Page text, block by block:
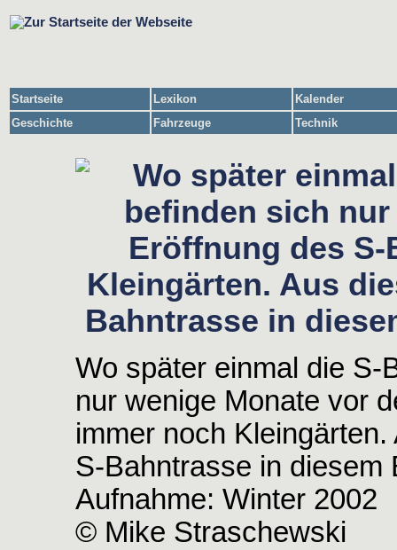
Startseite Lexikon
Kalender
Geschichte
Fahrzeuge Technik
Wo später einmal die S-
nur wenige Monate vor
immer noch
S-Bahntrasse in diesem
Aufnahme: Winter 2002
© Mike Straschewski